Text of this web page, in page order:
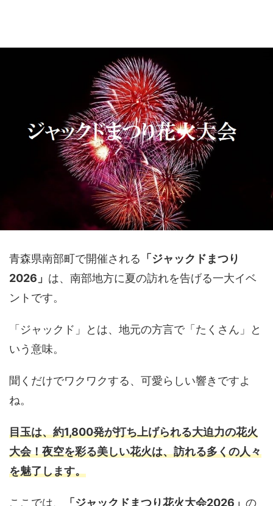
青森県南部町で開催される 「ジャックドまつり
2026」 は、南部地方に夏の訪れを告げる一大イベ
ントです。
「ジャックド」とは、地元の方言で「たくさん」と
いう意味。
聞くだけでワクワクする、可愛らしい響きですよ
ね。
目玉は、約1,800発が打ち上げられる大迫力の花火
大会！夜空を彩る美しい花火は、訪れる多くの人々
を魅了します。
ここでは、 「ジャックドまつり花火大会2026」 の